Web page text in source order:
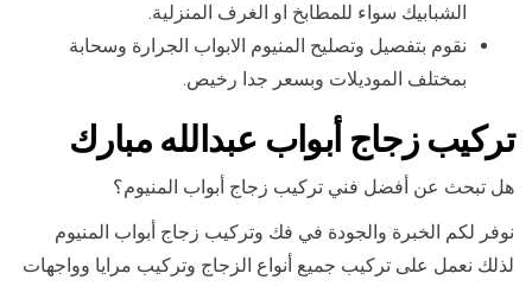
الشبابيك سواء للمطابخ او الغرف المنزلية.
نقوم بتفصيل وتصليح المنيوم الابواب الجرارة وسحابة
بمختلف الموديلات وبسعر جدا رخيص.
تركيب زجاج أبواب عبدالله مبارك
هل تبحث عن أفضل فني تركيب زجاج أبواب المنيوم؟
نوفر لكم الخبرة والجودة في فك وتركيب زجاج أبواب المنيوم
لذلك نعمل على تركيب جميع أنواع الزجاج وتركيب مرايا وواجهات